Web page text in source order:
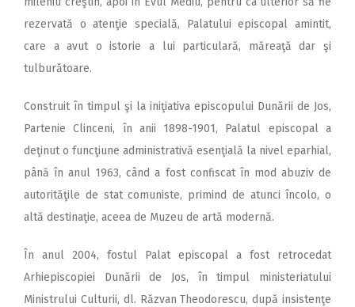
rezervată o atenţie specială, Palatului episcopal amintit,
care a avut o istorie a lui particulară, măreaţă dar şi
tulburătoare.
Construit în timpul şi la iniţiativa episcopului Dunării de Jos,
Partenie Clinceni, în anii 1898-1901, Palatul episcopal a
deţinut o funcţiune administrativă esenţială la nivel eparhial,
până în anul 1963, când a fost confiscat în mod abuziv de
autorităţile de stat comuniste, primind de atunci încolo, o
altă destinaţie, aceea de Muzeu de artă modernă.
În anul 2004, fostul Palat episcopal a fost retrocedat
Arhiepiscopiei Dunării de Jos, în timpul ministeriatului
Ministrului Culturii, dl. Răzvan Theodorescu, după insistenţe